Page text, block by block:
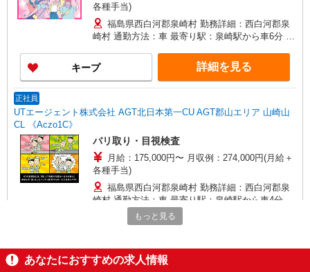
各種手当)
福島県西白河郡泉崎村 勤務詳細：西白河郡泉
崎村 通勤方法：車 最寄り駅：泉崎駅から車6分 ※
キープ 詳細を見る
正社員
UTエージェント株式会社 AGT北日本第一CU AGT郡山エリア 山崎山
CL 《Aczo1C》
バリ取り・目視検査
月給：175,000円〜 月収例：274,000円(月給＋
各種手当)
福島県西白河郡泉崎村 勤務詳細：西白河郡泉
崎村 通勤方法：車 最寄り駅：泉崎駅から車4分 ※
構内の（無料）駐車場利用OK
派遣社員
もっと見る
あなたにおすすめの求人情報